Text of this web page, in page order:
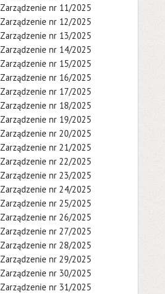
Zarządzenie nr 11/2025
Zarządzenie nr 12/2025
Zarządzenie nr 13/2025
Zarządzenie nr 14/2025
Zarządzenie nr 15/2025
Zarządzenie nr 16/2025
Zarządzenie nr 17/2025
Zarządzenie nr 18/2025
Zarządzenie nr 19/2025
Zarządzenie nr 20/2025
Zarządzenie nr 21/2025
Zarządzenie nr 22/2025
Zarządzenie nr 23/2025
Zarządzenie nr 24/2025
Zarządzenie nr 25/2025
Zarządzenie nr 26/2025
Zarządzenie nr 27/2025
Zarządzenie nr 28/2025
Zarządzenie nr 29/2025
Zarządzenie nr 30/2025
Zarządzenie nr 31/2025